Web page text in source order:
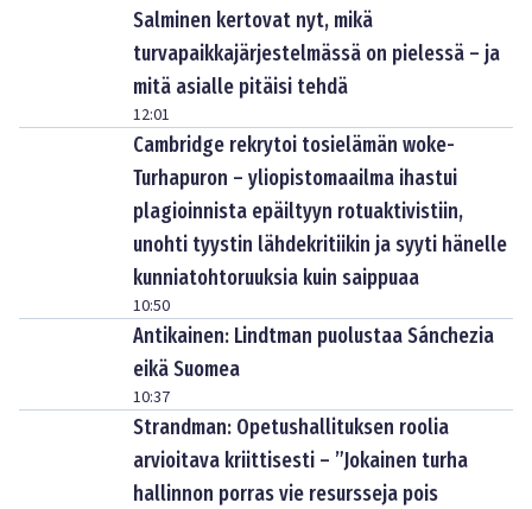
Salminen kertovat nyt, mikä
turvapaikkajärjestelmässä on pielessä – ja
mitä asialle pitäisi tehdä
12:01
Cambridge rekrytoi tosielämän woke-
Turhapuron – yliopistomaailma ihastui
plagioinnista epäiltyyn rotuaktivistiin,
unohti tyystin lähdekritiikin ja syyti hänelle
kunniatohtoruuksia kuin saippuaa
10:50
Antikainen: Lindtman puolustaa Sánchezia
eikä Suomea
10:37
Strandman: Opetushallituksen roolia
arvioitava kriittisesti – ”Jokainen turha
hallinnon porras vie resursseja pois